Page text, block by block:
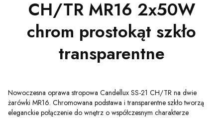
CH/TR MR16 2x50W
chrom prostokąt szkło
transparentne
Nowoczesna oprawa stropowa Candellux SS-21 CH/TR na dwie
żarówki MR16. Chromowana podstawa i transparentne szkło tworzą
eleganckie połączenie do wnętrz o współczesnym charakterze